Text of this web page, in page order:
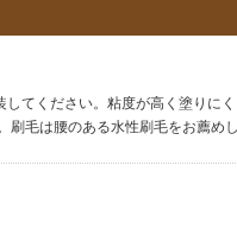
てください。粘度が高く塗りに
毛は腰のある水性刷毛をお薦めし